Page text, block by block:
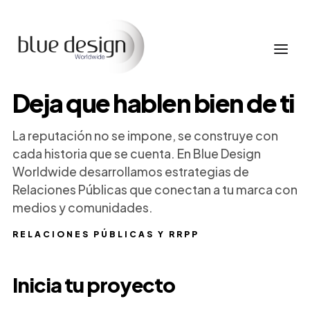
RELACIONES PÚBLICAS Y RRPP
Deja que hablen bien de ti
La reputación no se impone, se construye con
cada historia que se cuenta. En Blue Design
Worldwide desarrollamos estrategias de
Relaciones Públicas que conectan a tu marca con
medios y comunidades.
Inicia tu proyecto